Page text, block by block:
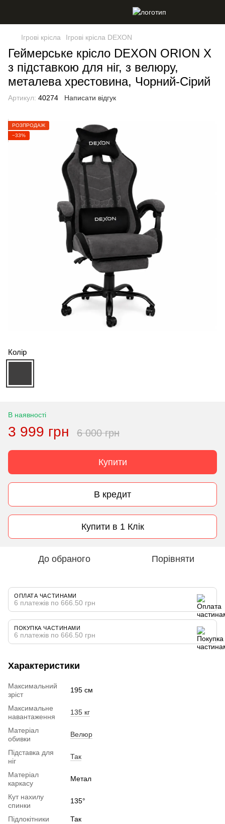
Ігрові крісла Ігрові крісла DEXON
Геймерське крісло DEXON ORION X
з підставкою для ніг, з велюру,
металева хрестовина, Чорний-Сірий
Артикул: 40274 Написати відгук
РОЗПРОДАЖ
−33%
Колір
В наявності
3 999 грн 6 000 грн
Купити
В кредит
Купити в 1 Клік
До обраного Порівняти
ОПЛАТА ЧАСТИНАМИ
6 платежів по 666.50 грн
ПОКУПКА ЧАСТИНАМИ
6 платежів по 666.50 грн
Характеристики
Максимальний
зріст
195 см
Максимальне
навантаження
135 кг
Матеріал
обивки
Велюр
Підставка для
ніг
Так
Матеріал
каркасу
Метал
Кут нахилу
спинки
135°
Підлокітники
Так